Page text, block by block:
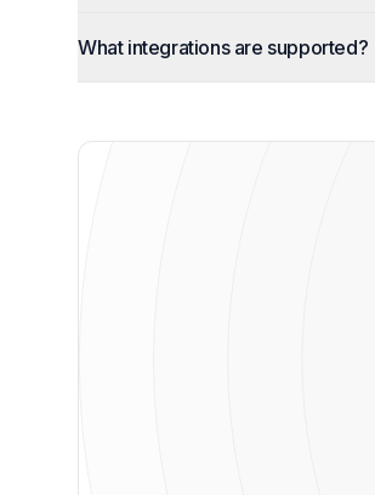
What integrations are supported?